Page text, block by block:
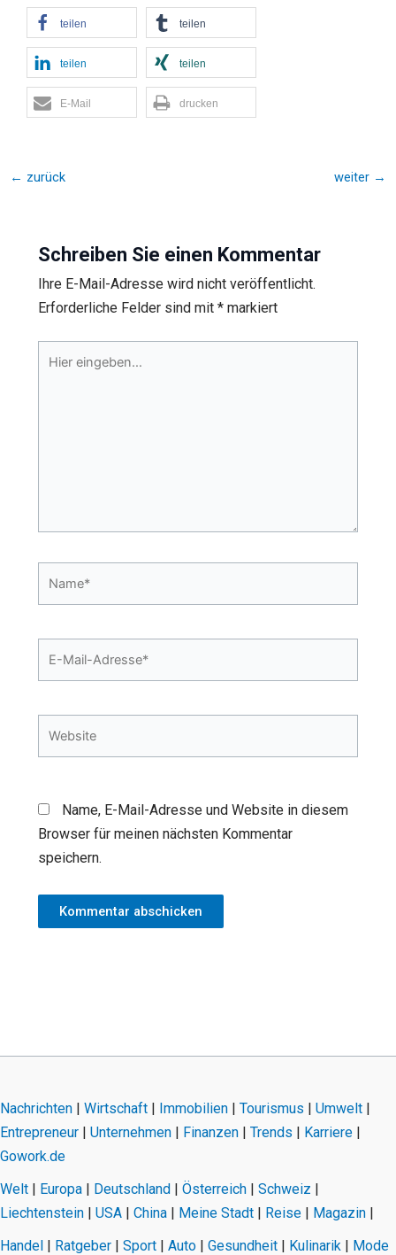
teilen teilen
teilen teilen
E-Mail drucken
← zurück weiter →
Schreiben Sie einen Kommentar
Ihre E-Mail-Adresse wird nicht veröffentlicht.
Erforderliche Felder sind mit *markiert
Name, E-Mail-Adresse und Website in diesem
Browser für meinen nächsten Kommentar
speichern.
Nachrichten | Wirtschaft | Immobilien | Tourismus | Umwelt |
Entrepreneur | Unternehmen | Finanzen | Trends | Karriere |
Gowork.de
Welt | Europa | Deutschland | Österreich | Schweiz |
Liechtenstein | USA | China | Meine Stadt | Reise | Magazin |
Handel | Ratgeber | Sport | Auto | Gesundheit | Kulinarik | Mode